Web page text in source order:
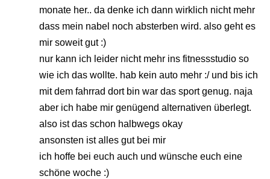
monate her.. da denke ich dann wirklich nicht mehr
dass mein nabel noch absterben wird. also geht es
mir soweit gut :)
nur kann ich leider nicht mehr ins fitnessstudio so
wie ich das wollte. hab kein auto mehr :/ und bis ich
mit dem fahrrad dort bin war das sport genug. naja
aber ich habe mir genügend alternativen überlegt.
also ist das schon halbwegs okay
ansonsten ist alles gut bei mir
ich hoffe bei euch auch und wünsche euch eine
schöne woche :)